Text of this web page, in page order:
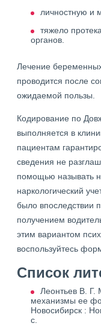
личностную и
тяжело
органов.
Лечение
проводится после
ожидаемой пользы.
Кодирование по
выполняется в
пациентам
сведения не
помощью называть
наркологический
было впоследствии
получением
этим вариантом
воспользуйтесь
Список
Леонтьев В. Г.
механизмы ее
Новосибирск :
с.